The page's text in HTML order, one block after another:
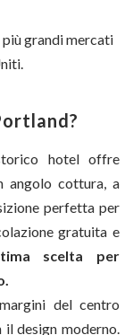
più grandi mercati
hotel offre
angolo cottura, a
perfetta per
gratuita e
scelta per
del centro
design moderno.